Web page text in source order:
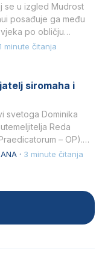
se u izgled Mudrost
posađuje ga među
po obličju
minute čitanja
siromaha i
svetoga Dominika
Reda
– OP).
ljubavlju prema
· 3 minute čitanja